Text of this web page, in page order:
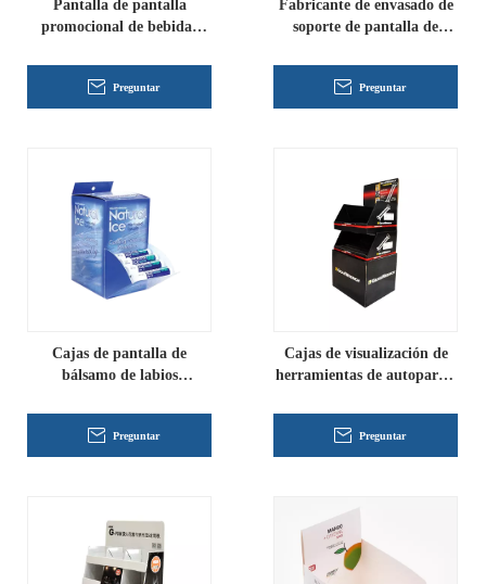
Pantalla de pantalla
promocional de bebidas
mayor
Preguntar
Fabricante de envasado de
soporte de pantalla de
Preguntar
Cajas de pantalla de
bálsamo de labios
Preguntar
Cajas de visualización de
herramientas de autopartes
Preguntar